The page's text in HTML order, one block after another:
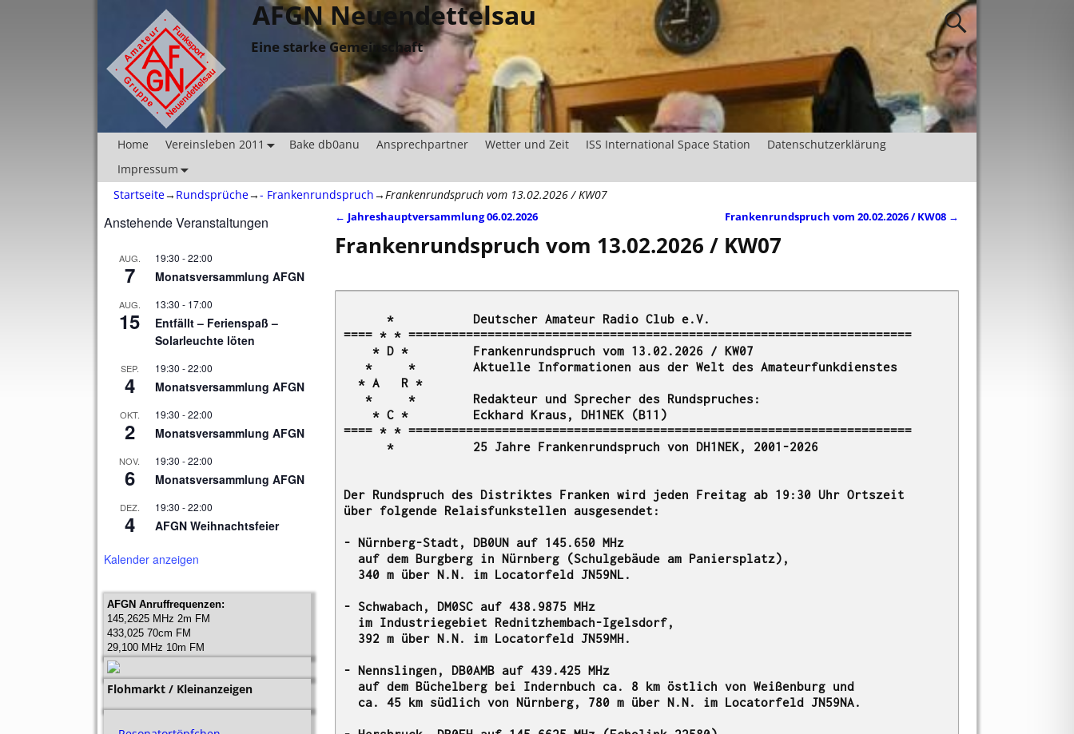
AFGN Neuendettelsau
Eine starke Gemeinschaft
Home Vereinsleben 2011 Bake db0anu Ansprechpartner Wetter und Zeit ISS International Space Station
Datenschutzerklärung
Impressum
Startseite→ Rundsprüche→- Frankenrundspruch→ Frankenrundspruch vom 13.02.2026 / KW07
← Jahreshauptversammlung 06.02.2026 Frankenrundspruch vom 20.02.2026 / KW08 →
Frankenrundspruch vom 13.02.2026 / KW07
Anstehende Veranstaltungen
AUG.
7
19:30 -22:00
Monatsversammlung AFGN
AUG.
15
13:30 - 17:00
Entfällt – Ferienspaß –
Solarleuchte löten
SEP.
4
19:30 -22:00
Monatsversammlung AFGN
OKT.
2
19:30 -22:00
Monatsversammlung AFGN
NOV.
6
19:30 -22:00
Monatsversammlung AFGN
DEZ.
4
19:30 -22:00
AFGN Weihnachtsfeier
Kalender anzeigen
AFGN Anruffrequenzen:
145,2625 MHz 2m FM
433,025 70cm FM
29,100 MHz 10m FM
Flohmarkt / Kleinanzeigen